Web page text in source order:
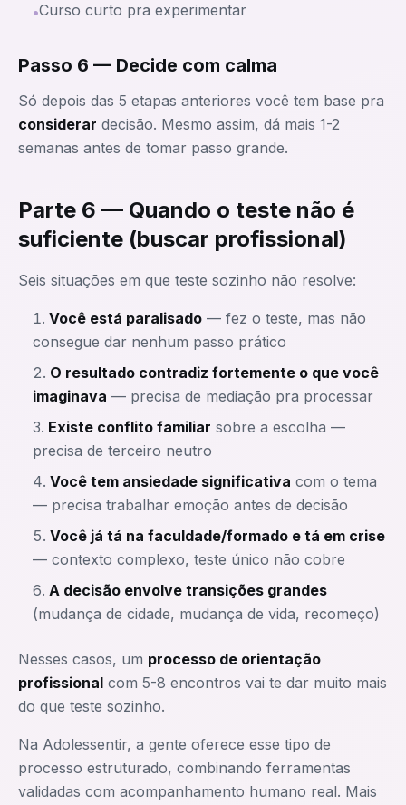
•Curso curto pra experimentar
Passo 6 — Decide com calma
Só depois das 5 etapas anteriores você tem base pra
considerar decisão. Mesmo assim, dá mais 1-2
semanas antes de tomar passo grande.
Parte 6 — Quando o teste não é
suficiente (buscar profissional)
Seis situações em que teste sozinho não resolve:
Você está paralisado — fez o teste, mas não
consegue dar nenhum passo prático
O resultado contradiz fortemente o que você
imaginava — precisa de mediação pra processar
Existe conflito familiar sobre a escolha —
precisa de terceiro neutro
Você tem ansiedade significativa com o tema
— precisa trabalhar emoção antes de decisão
Você já tá na faculdade/formado e tá em crise
— contexto complexo, teste único não cobre
A decisão envolve transições grandes
(mudança de cidade, mudança de vida, recomeço)
Nesses casos, um processo de orientação
profissional com 5-8 encontros vai te dar muito mais
do que teste sozinho.
Na Adolessentir, a gente oferece esse tipo de
processo estruturado, combinando ferramentas
validadas com acompanhamento humano real. Mais